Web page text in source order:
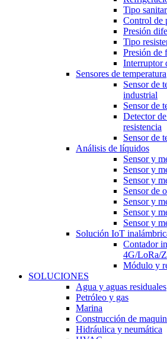
Tipo
Control de
Presión
Tipo
Presión de
Interruptor
Sensores de temperatura
Sensor de
industrial
Sensor de
Detector
resistencia
Sensor de
Análisis de líquidos
Sensor y
Sensor y
Sensor y
Sensor de
Sensor y
Sensor y
Sensor y
Solución IoT
Contador
4G/LoRa/
Módulo y
SOLUCIONES
Agua y aguas residuales
Petróleo y gas
Marina
Construcción de
Hidráulica y neumática